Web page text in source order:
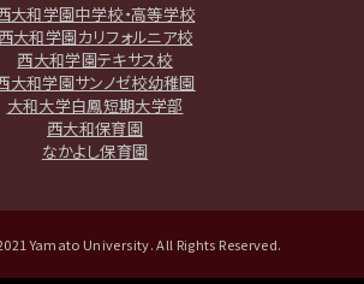
大和学園中学校・高等学校
西大和学園カリフォルニア校
西大和学園テキサス校
大和学園サンノゼ校幼稚園
大和大学白鳳短期大学部
西大和保育園
なかよし保育園
2021 Yamato University. All Rights Reserved.